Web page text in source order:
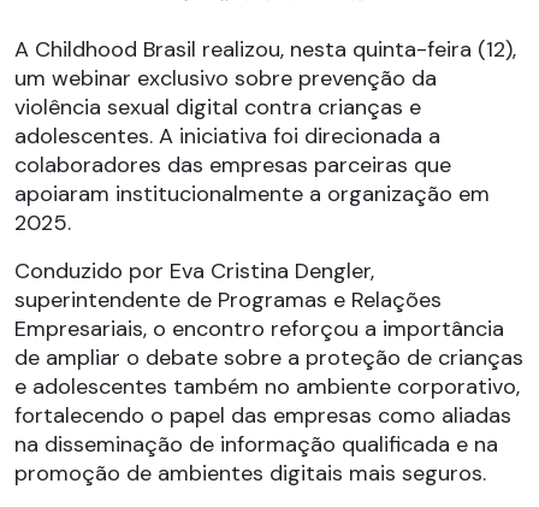
A Childhood Brasil realizou, nesta quinta-feira (12),
um webinar exclusivo sobre prevenção da
violência sexual digital contra crianças e
adolescentes. A iniciativa foi direcionada a
colaboradores das empresas parceiras que
apoiaram institucionalmente a organização em
2025.
Conduzido por Eva Cristina Dengler,
superintendente de Programas e Relações
Empresariais, o encontro reforçou a importância
de ampliar o debate sobre a proteção de crianças
e adolescentes também no ambiente corporativo,
fortalecendo o papel das empresas como aliadas
na disseminação de informação qualificada e na
promoção de ambientes digitais mais seguros.